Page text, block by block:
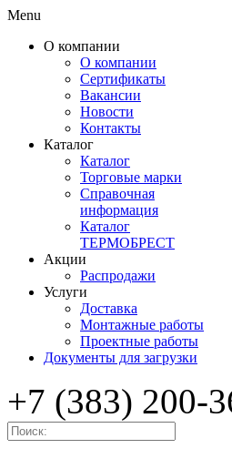
Menu
О компании
О компании
Сертификаты
Вакансии
Новости
Контакты
Каталог
Каталог
Торговые марки
Справочная
информация
Каталог
ТЕРМОБРЕСТ
Акции
Распродажи
Услуги
Доставка
Монтажные работы
Проектные работы
Документы для загрузки
+7 (383) 200-